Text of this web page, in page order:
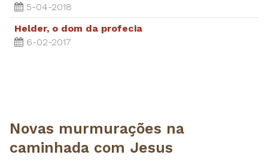
5-04-2018
Helder, o dom da profecia
6-02-2017
Novas murmurações na
caminhada com Jesus